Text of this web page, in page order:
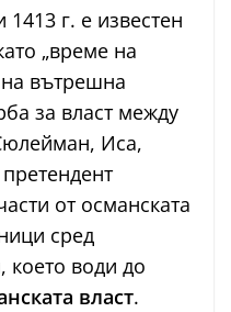
г. е известен
„време на
вътрешна
за власт между
Иса,
от османската
сред
което води до
власт.